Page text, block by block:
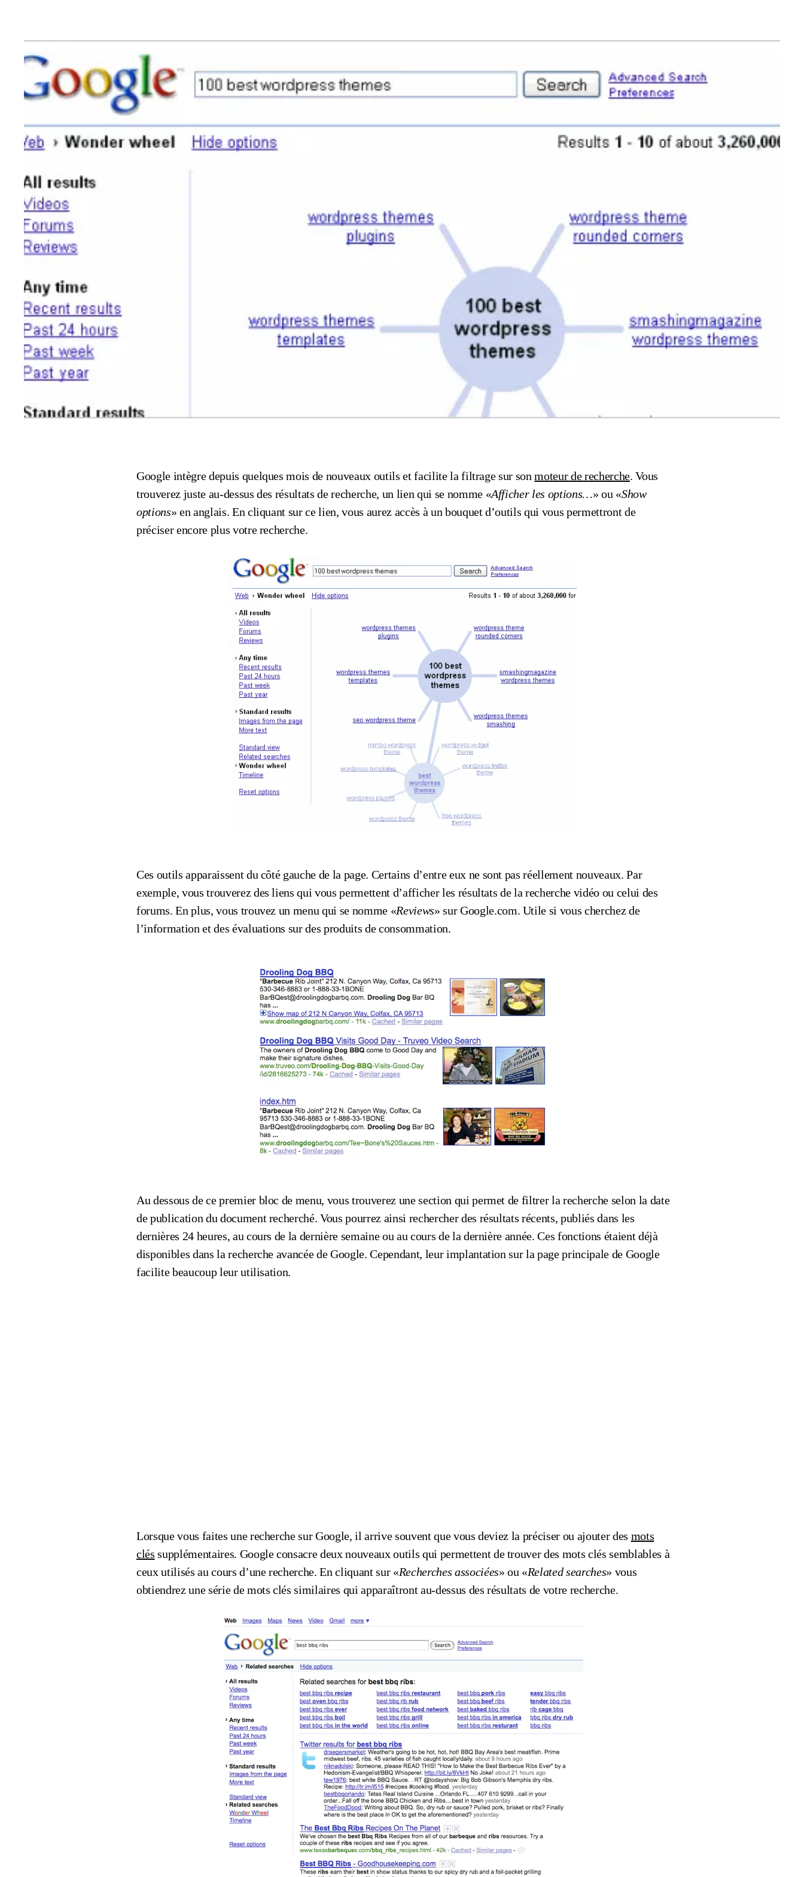
Google intègre depuis quelques mois de nouveaux outils et facilite la filtrage sur sonmoteur de recherche. Vous
trouverez juste au-dessus des résultats de recherche, un lien qui se nomme «Afficher les options…» ou «Show
options» en anglais. En cliquant sur ce lien, vous aurez accès à un bouquet d’outils qui vous permettront de
préciser encore plus votre recherche.
Ces outils apparaissent du côté gauche de la page. Certains d’entre eux ne sont pas réellement nouveaux. Par
exemple, vous trouverez des liens qui vous permettent d’afficher les résultats de la recherche vidéo ou celui des
forums. En plus, vous trouvez un menu qui se nomme «Reviews» sur Google.com. Utile si vous cherchez de
l’information et des évaluations sur des produits de consommation.
Au dessous de ce premier bloc de menu, vous trouverez une section qui permet de filtrer la recherche selon la date
de publication du document recherché. Vous pourrez ainsi rechercher des résultats récents, publiés dans les
dernières 24 heures, au cours de la dernière semaine ou au cours de la dernière année. Ces fonctions étaient déjà
disponibles dans la recherche avancée de Google. Cependant, leur implantation sur la page principale de Google
facilite beaucoup leur utilisation.
Lorsque vous faites une recherche sur Google, il arrive souvent que vous deviez la préciser ou ajouter des mots
clés supplémentaires. Google consacre deux nouveaux outils qui permettent de trouver des mots clés semblables à
ceux utilisés au cours d’une recherche. En cliquant sur «Recherches associées» ou «Related searches» vous
obtiendrez une série de mots clés similaires qui apparaîtront au-dessus des résultats de votre recherche.